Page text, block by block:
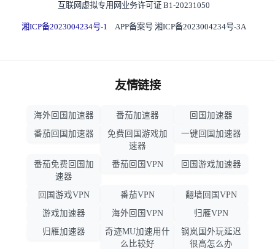
互联网虚拟专用网业务许可证 B1-20231050
湘ICP备2023004234号-1 APP备案号 湘ICP备2023004234号-3A
友情链接
海外回国加速器 番茄加速器
回国加速器
番茄回国加速器
免费回国游戏加
速器
一键回国加速器
番茄免费回国加
速器
番茄回国VPN 回国游戏加速器
回国游戏VPN 番茄VPN
翻墙回国VPN
游戏加速器
海外回国VPN
归雁VPN
归雁加速器
奇迹MU加速用什
么比较好
钢岚国外玩延迟
很高怎么办